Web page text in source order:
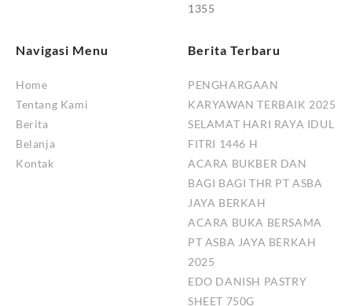
1355
Navigasi Menu
Home
Tentang Kami
Berita
Belanja
Kontak
Berita Terbaru
PENGHARGAAN
KARYAWAN TERBAIK 2025
SELAMAT HARI RAYA IDUL
FITRI 1446 H
ACARA BUKBER DAN
BAGI BAGI THR PT ASBA
JAYA BERKAH
ACARA BUKA BERSAMA
PT ASBA JAYA BERKAH
2025
EDO DANISH PASTRY
SHEET 750G